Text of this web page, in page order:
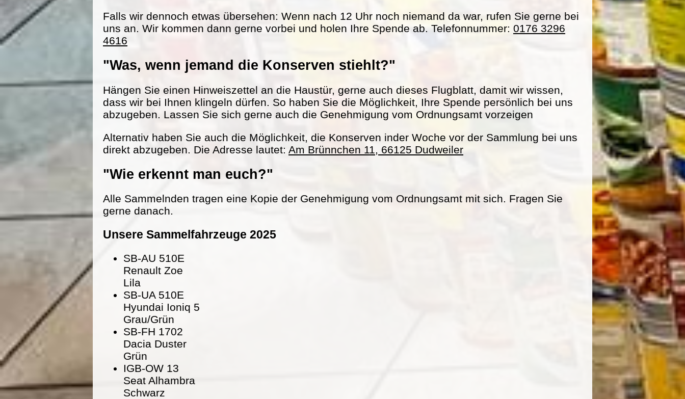
Falls wir dennoch etwas übersehen: Wenn nach 12 Uhr noch niemand da war, rufen Sie gerne bei
uns an. Wir kommen dann gerne vorbei und holen Ihre Spende ab. Telefonnummer: 0176 3296
4616
"Was, wenn jemand die Konserven stiehlt?"
Hängen Sie einen Hinweiszettel an die Haustür, gerne auch dieses Flugblatt, damit wir wissen,
dass wir bei Ihnen klingeln dürfen. So haben Sie die Möglichkeit, Ihre Spende persönlich bei uns
abzugeben. Lassen Sie sich gerne auch die Genehmigung vom Ordnungsamt vorzeigen
Alternativ haben Sie auch die Möglichkeit, die Konserven inder Woche vor der Sammlung bei uns
direkt abzugeben. Die Adresse lautet: Am Brünnchen 11, 66125 Dudweiler
"Wie erkennt man euch?"
Alle Sammelnden tragen eine Kopie der Genehmigung vom Ordnungsamt mit sich. Fragen Sie
gerne danach.
Unsere Sammelfahrzeuge 2025
SB-AU 510E
Renault Zoe
Lila
SB-UA 510E
Hyundai Ioniq 5
Grau/Grün
SB-FH 1702
Dacia Duster
Grün
IGB-OW 13
Seat Alhambra
Schwarz